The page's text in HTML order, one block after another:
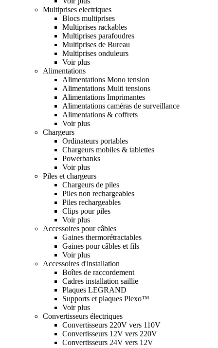
Multiprises electriques
Blocs multiprises
Multiprises rackables
Multiprises parafoudres
Multiprises de Bureau
Multiprises onduleurs
Voir plus
Alimentations
Alimentations Mono tension
Alimentations Multi tensions
Alimentations Imprimantes
Alimentations caméras de surveillance
Alimentations & coffrets
Voir plus
Chargeurs
Ordinateurs portables
Chargeurs mobiles & tablettes
Powerbanks
Voir plus
Piles et chargeurs
Chargeurs de piles
Piles non rechargeables
Piles rechargeables
Clips pour piles
Voir plus
Accessoires pour câbles
Gaines thermorétractables
Gaines pour câbles et fils
Voir plus
Accessoires d'installation
Boîtes de raccordement
Cadres installation saillie
Plaques LEGRAND
Supports et plaques Plexo™
Voir plus
Convertisseurs électriques
Convertisseurs 220V vers 110V
Convertisseurs 12V vers 220V
Convertisseurs 24V vers 12V